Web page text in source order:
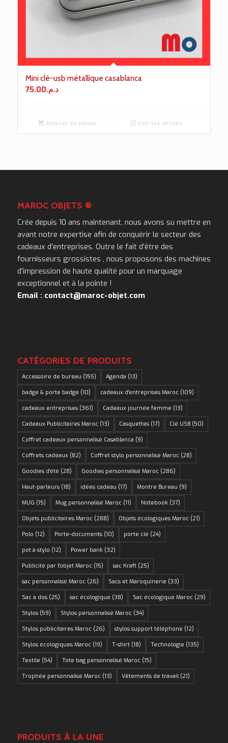
Mini clé-usb métallique casablanca
د.م.75.00
Ajouter au panier Voir les détails
MAROC OBJETS ®
Crée depuis 10 ans maintenant, nous avons su mettre en
avant notre expertise afin de conquérir le secteur des
cadeaux d’entreprises. Outre le fait d’être des
fournisseurs grossistes , nous proposons des machines
d’impression de haute qualité pour un marquage
exceptionnel et à la pointe !
Email : contact@maroc-objet.com
CATÉGORIES DE PRODUITS
Accessoire de bureau (155) Agenda (13)
badge & porte badge (10) cadeaux d'entreprises Maroc(109)
cadeaux entreprises(361) Cadeaux journée femme (13)
Cadeaux Publicitaires Maroc(13) Casquettes(17) Clé USB(50)
Coffret cadeaux personnalisé Casablanca (9)
Coffrets cadeaux (82) Coffret stylo personnalise Maroc(28)
Goodies d'été (28) Goodies personnalisé Maroc(286)
Haut-parleurs(18) idées cadeau (17) Montre Bureau (9)
MUG (15) Mug personnalisé Maroc(11) Notebook(37)
Objets publicitaires Maroc(288) Objets écologiques Maroc(21)
Polo (12) Porte-documents(10) porte clé (24)
pot à stylo (12) Power bank(32)
Publicité par l'objet Maroc(15) sac Kraft(25)
sac personnalisé Maroc(26) Sacs et Maroquinerie (33)
Sac à dos(25) sac écologique (38) Sac écologique Maroc(29)
Stylos(59) Stylos personnalisé Maroc(34)
Stylos publicitaires Maroc(26) stylos support téléphone (12)
Stylos écologiques Maroc(19) T-shirt(18) Technologie (135)
Textile (54) Tote bag personnalisé Maroc(15)
Trophée personnalisé Maroc(13) Vêtements de travail(21)
PRODUITS À LA UNE